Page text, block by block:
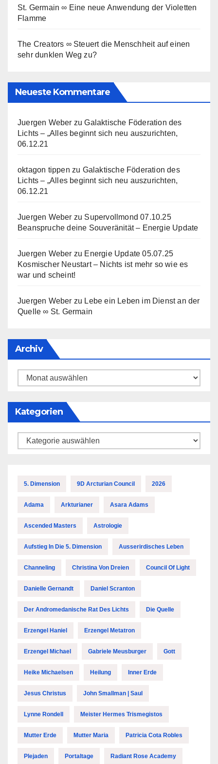
St. Germain ∞ Eine neue Anwendung der Violetten
Flamme
The Creators ∞ Steuert die Menschheit auf einen
sehr dunklen Weg zu?
Neueste Kommentare
Juergen Weber zuGalaktische Föderation des
Lichts – „Alles beginnt sich neu auszurichten,
06.12.21
oktagon tippen zu Galaktische Föderation des
Lichts – „Alles beginnt sich neu auszurichten,
06.12.21
Juergen Weber zu Supervollmond 07.10.25
Beanspruche deine Souveränität – Energie Update
Juergen Weber zu Energie Update 05.07.25
Kosmischer Neustart – Nichts ist mehr so wie es
war und scheint!
Juergen Weber zu Lebe ein Leben im Dienst an der
Quelle ∞ St. Germain
Archiv
Archiv
Kategorien
Kategorien
5. Dimension 9D Arcturian Council 2026
Adama Arkturianer Asara Adams
Ascended Masters Astrologie
Aufstieg In Die 5. Dimension Ausserirdisches Leben
Channeling Christina Von Dreien Council Of Light
Danielle Gernandt Daniel Scranton
Der Andromedanische Rat Des Lichts Die Quelle
Erzengel Haniel Erzengel Metatron
Erzengel Michael Gabriele Meusburger Gott
Heike Michaelsen Heilung Inner Erde
Jesus Christus John Smallman | Saul
Lynne Rondell Meister Hermes Trismegistos
Mutter Erde Mutter Maria Patricia Cota Robles
Plejaden Portaltage Radiant Rose Academy